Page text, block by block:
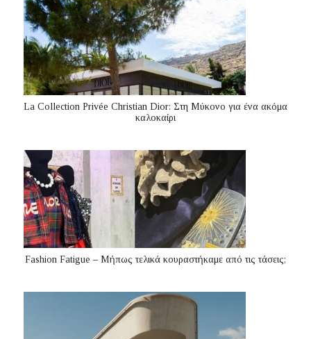
La Collection Privée Christian Dior: Στη Μύκονο για ένα ακόμα
καλοκαίρι
Fashion Fatigue – Μήπως τελικά κουραστήκαμε από τις τάσεις;